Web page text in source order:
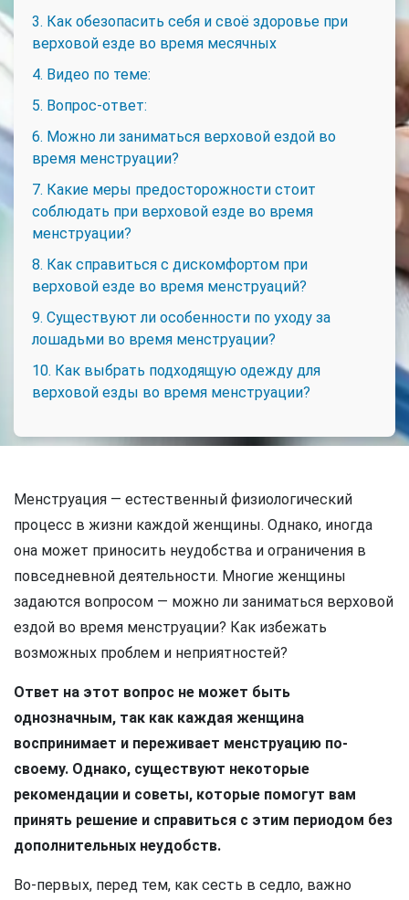
3. Как обезопасить себя и своё здоровье при
верховой езде во время месячных
4. Видео по теме:
5. Вопрос-ответ:
6. Можно ли заниматься верховой ездой во
время менструации?
7. Какие меры предосторожности стоит
соблюдать при верховой езде во время
менструации?
8. Как справиться с дискомфортом при
верховой езде во время менструаций?
9. Существуют ли особенности по уходу за
лошадьми во время менструации?
10. Как выбрать подходящую одежду для
верховой езды во время менструации?
Менструация — естественный физиологический
процесс в жизни каждой женщины. Однако, иногда
она может приносить неудобства и ограничения в
повседневной деятельности. Многие женщины
задаются вопросом — можно ли заниматься верховой
ездой во время менструации? Как избежать
возможных проблем и неприятностей?
Ответ на этот вопрос не может быть
однозначным, так как каждая женщина
воспринимает и переживает менструацию по-
своему. Однако, существуют некоторые
рекомендации и советы, которые помогут вам
принять решение и справиться с этим периодом без
дополнительных неудобств.
Во-первых, перед тем, как сесть в седло, важно